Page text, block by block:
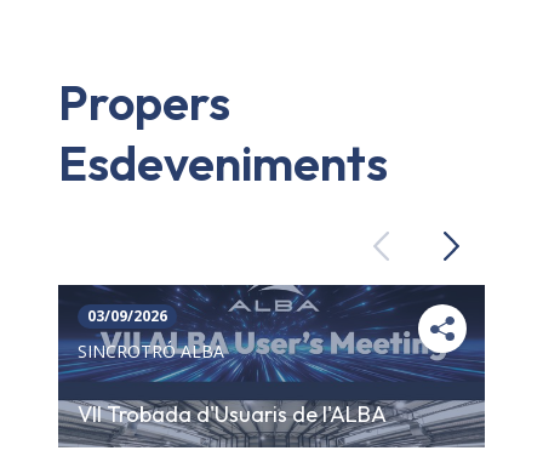
Propers
Esdeveniments
PreviousNext
03/09/2026
SINCROTRÓ ALBA
VII Trobada d'Usuaris de l'ALBA